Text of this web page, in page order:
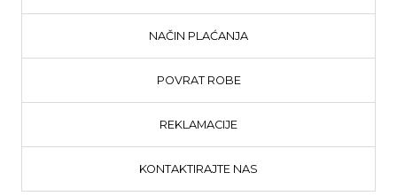
NAČIN PLAĆANJA
POVRAT ROBE
REKLAMACIJE
KONTAKTIRAJTE NAS